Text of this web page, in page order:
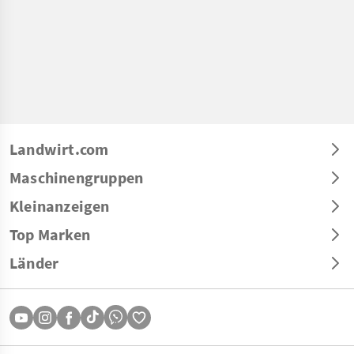
Landwirt.com
Maschinengruppen
Kleinanzeigen
Top Marken
Länder